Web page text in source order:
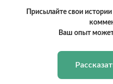
Присылайте свои истории
Ваш опыт